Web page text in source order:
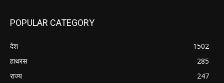
POPULAR CATEGORY
देश
1502
हाथरस
285
राज्य
247